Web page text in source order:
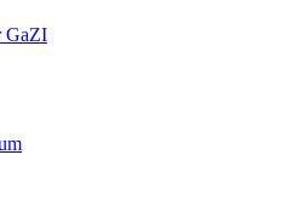
GaZI